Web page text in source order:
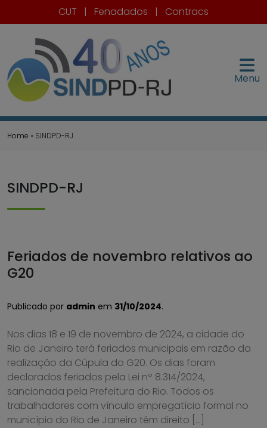
CUT | Fenadados | Contracs
Menu
Home » SINDPD-RJ
SINDPD-RJ
Feriados de novembro relativos ao
G20
Publicado por admin em 31/10/2024.
Nos dias 18 e 19 de novembro de 2024, a cidade do
Rio de Janeiro terá feriados municipais em razão da
realização da Cúpula do G20. Os dias foram
declarados feriados pela Lei nº 8.314/2024,
sancionada pela Prefeitura do Rio. Todos os
trabalhadores com vínculo empregatício formal no
município do Rio de Janeiro têm direito […]